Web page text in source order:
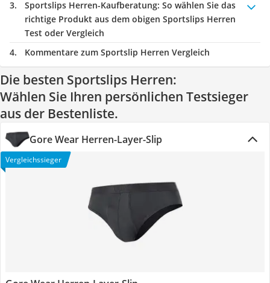
Sportslips Herren-Kaufberatung: So wählen Sie das
richtige Produkt aus dem obigen Sportslips Herren
Test oder Vergleich
Kommentare zum Sportslip Herren Vergleich
Die besten Sportslips Herren:
Wählen Sie Ihren persönlichen Testsieger
aus der Bestenliste.
Gore Wear Herren-Layer-Slip
Vergleichssieger